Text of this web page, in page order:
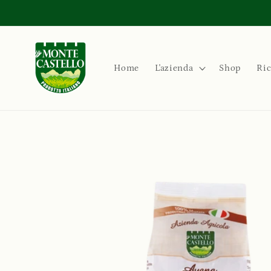
ai contenuti
Home L'azienda Shop